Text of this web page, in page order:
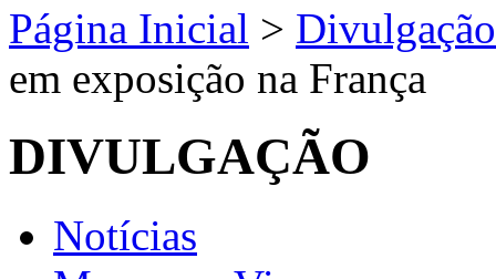
Página Inicial > Divulgação
em exposição na França
DIVULGAÇÃO
Notícias